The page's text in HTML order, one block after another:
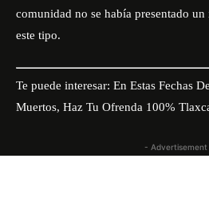
comunidad no se había presentado
este tipo.
Te puede interesar: En Estas Fechas
Muertos, Haz Tu Ofrenda 100%
- Advertisement